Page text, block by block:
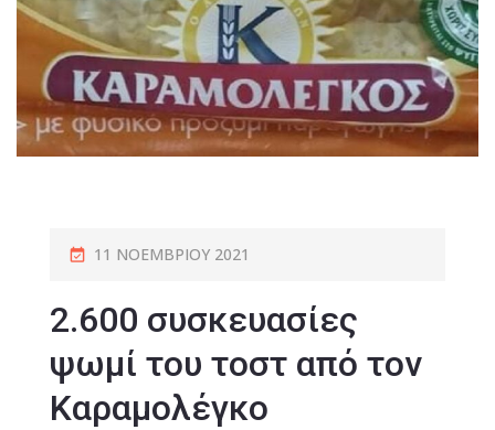
11 ΝΟΕΜΒΡΊΟΥ 2021
2.600 συσκευασίες
ψωμί του τοστ από τον
Καραμολέγκο